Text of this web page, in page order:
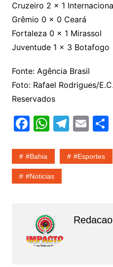
Cruzeiro 2 x 1
Grêmio 0 x 0 Ceará
Fortaleza 0 x 1 Mirassol
Juventude 1 x 3 Botafogo
Fonte: Agência Brasil
Foto: Rafael Rodrigues/
Reservados
F
c
e
b
o
k
W
at
s
A
p
T
e
E
ai
S
#Bahia #esportes
#noticias